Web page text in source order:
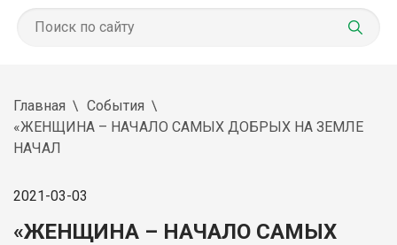
Главная
События
«ЖЕНЩИНА – НАЧАЛО САМЫХ ДОБРЫХ НА ЗЕМЛЕ
НАЧАЛ
2021-03-03
«ЖЕНЩИНА – НАЧАЛО САМЫХ